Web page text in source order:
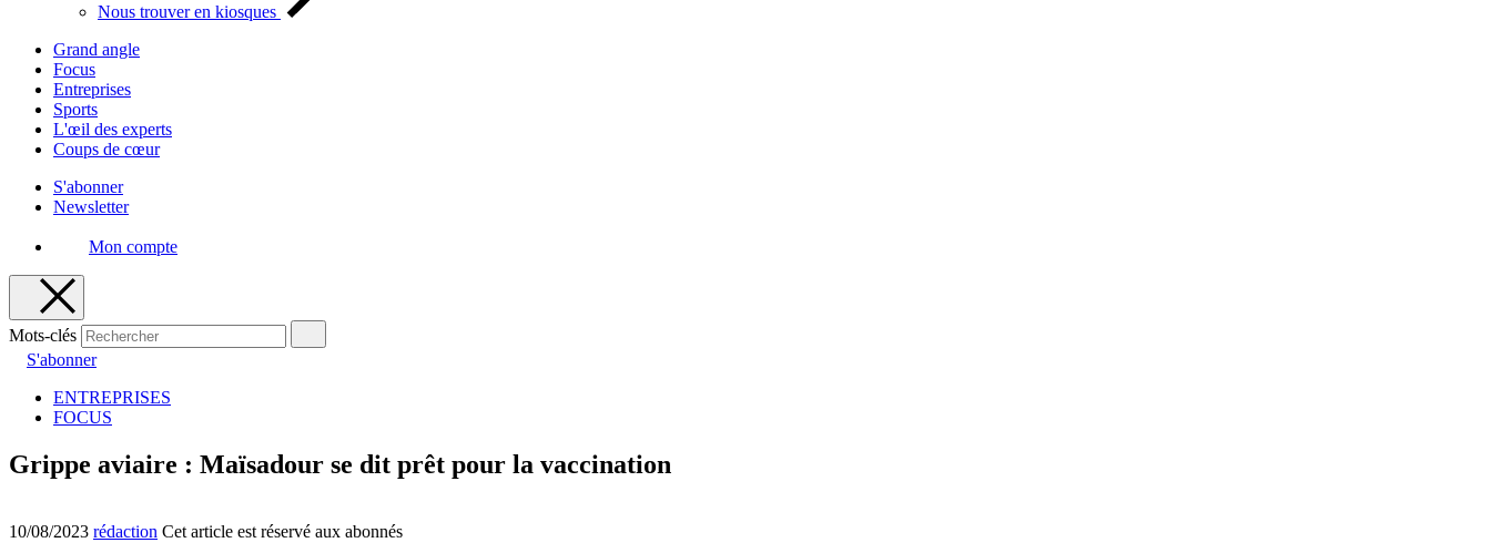
Nous trouver en kiosques
Grand angle
Focus
Entreprises
Sports
L'œil des experts
Coups de cœur
S'abonner
Newsletter
Mon compte
Mots-clés
S'abonner
ENTREPRISES
FOCUS
Grippe aviaire : Maïsadour se dit prêt pour la vaccination
10/08/2023 rédaction Cet article est réservé aux abonnés